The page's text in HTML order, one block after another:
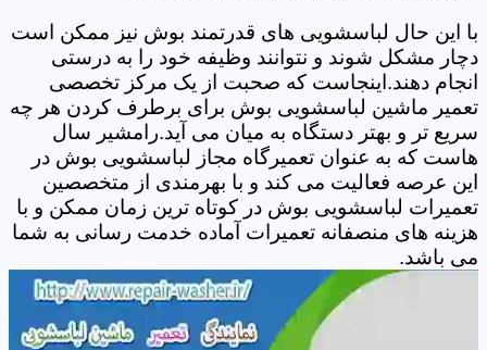
با این حال لباسشویی های قدرتمند بوش نیز ممکن است
دچار مشکل شوند و نتوانند وظیفه خود را به درستی
انجام دهند.اینجاست که صحبت از یک مرکز تخصصی
تعمیر ماشین لباسشویی بوش برای برطرف کردن هر چه
سریع تر و بهتر دستگاه به میان می آید.رامشیر سال
هاست که به عنوان تعمیرگاه مجاز لباسشویی بوش در
این عرصه فعالیت می کند و با بهرمندی از متخصصین
تعمیرات لباسشویی بوش در کوتاه ترین زمان ممکن و با
هزینه های منصفانه تعمیرات آماده خدمت رسانی به شما
می باشد.